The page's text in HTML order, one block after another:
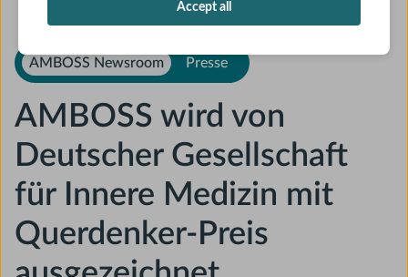
Accept all
AMBOSS Newsroom Presse
AMBOSS wird von
Deutscher Gesellschaft
für Innere Medizin mit
Querdenker-Preis